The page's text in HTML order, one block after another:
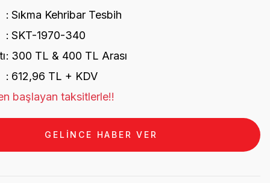
Sıkma Kehribar Tesbih
SKT-1970-340
300 TL & 400 TL Arası
612,96 TL + KDV
başlayan taksitlerle!!
GELİNCE HABER VER